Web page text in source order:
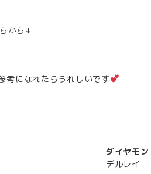
から↓
考になれたらうれしいです
ダイヤモ
デルレイ